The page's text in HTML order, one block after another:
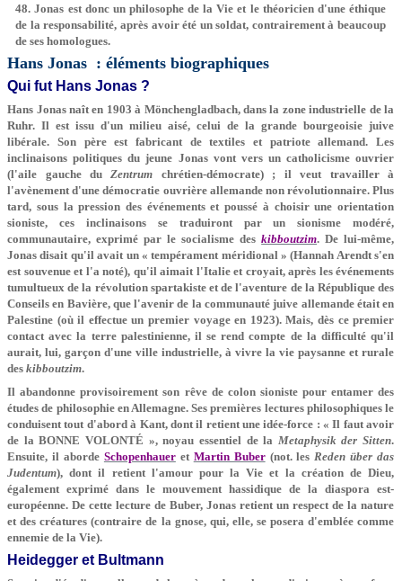
48. Jonas est donc un philosophe de la Vie et le théoricien d'une éthique
de la responsabilité, après avoir été un soldat, contrairement à beaucoup
de ses homologues.
Hans Jonas : éléments biographiques
Qui fut Hans Jonas ?
Hans Jonas naît en 1903 à Mönchengladbach, dans la zone industrielle de la
Ruhr. Il est issu d'un milieu aisé, celui de la grande bourgeoisie juive
libérale. Son père est fabricant de textiles et patriote allemand. Les
inclinaisons politiques du jeune Jonas vont vers un catholicisme ouvrier
(l'aile gauche duZentrum chrétien-démocrate) ; il veut travailler à
l'avènement d'une démocratie ouvrière allemande non révolutionnaire. Plus
tard, sous la pression des événements et poussé à choisir une orientation
sioniste, ces inclinaisons se traduiront par un sionisme modéré,
communautaire, exprimé par le socialisme deskibboutzim. De lui-même,
Jonas disait qu'il avait un « tempérament méridional » (Hannah Arendt s'en
est souvenue et l'a noté), qu'il aimait l'Italie et croyait, après les événements
tumultueux de la révolution spartakiste et de l'aventure de la République des
Conseils en Bavière, que l'avenir de la communauté juive allemande était en
Palestine (où il effectue un premier voyage en 1923). Mais, dès ce premier
contact avec la terre palestinienne, il se rend compte de la difficulté qu'il
aurait, lui, garçon d'une ville industrielle, à vivre la vie paysanne et rurale
deskibboutzim.
Il abandonne provisoirement son rêve de colon sioniste pour entamer des
études de philosophie en Allemagne. Ses premières lectures philosophiques le
conduisent tout d'abord à Kant, dont il retient une idée-force : « Il faut avoir
de la BONNE VOLONTÉ », noyau essentiel de la Metaphysik der Sitten.
Ensuite, il aborde Schopenhaueret Martin Buber(not. lesReden über das
Judentum), dont il retient l'amour pour la Vie et la création de Dieu,
également exprimé dans le mouvement hassidique de la diaspora est-
européenne. De cette lecture de Buber, Jonas retient un respect de la nature
et des créatures (contraire de la gnose, qui, elle, se posera d'emblée comme
ennemie de la Vie).
Heidegger et Bultmann